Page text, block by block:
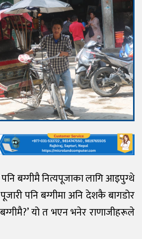
बग्गीमै नित्यपूजाका लागि आइपुग्थे
पनि बग्गीमा अनि देशकै बागडोर
यो त भएन भनेर राणाजीहरूले